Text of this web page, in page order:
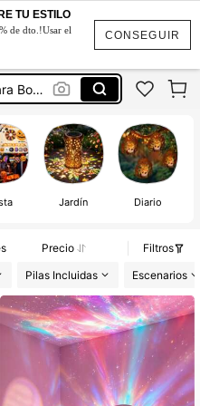
CONSEGUIR
TU ESTILO
de dto.!Usar el
Centros De Meza Para Boda
Boda
Jardín Diario
Precio
Filtros
Pilas Incluidas Escenarios